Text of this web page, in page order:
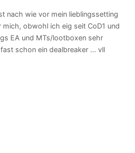
nach wie vor mein lieblingssetting
mich, obwohl ich eig seit CoD1 und
EA und MTs/lootboxen sehr
schon ein dealbreaker ... vll